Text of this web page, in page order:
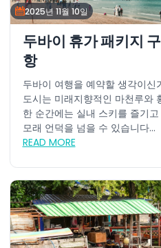
2025년 11월 10일
두바이 휴가 패키지
항
두바이 여행을 예약할 생각이신
도시는 미래지향적인 마천루와
한 순간에는 실내 스키를 즐기
모래 언덕을 넘을 수 있습니다...
READ MORE